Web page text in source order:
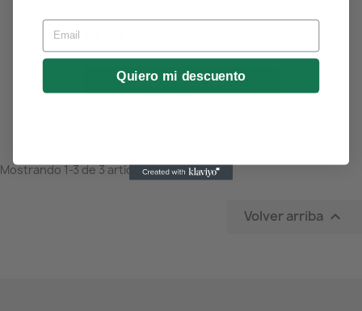
Añadir al carrito
Mostrando 1-3 de 3 artículo(s)
Volver arriba 
Email
Quiero mi descuento